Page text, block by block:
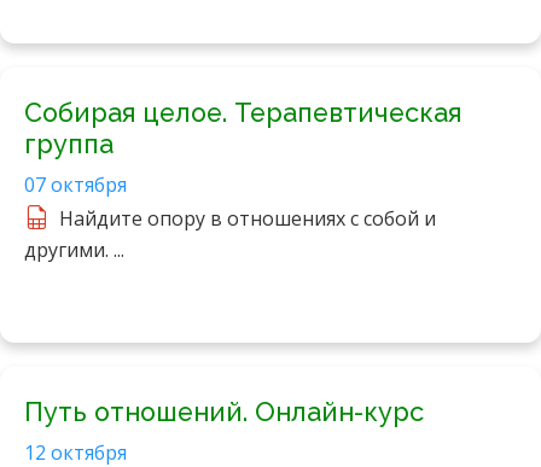
Собирая целое. Терапевтическая
группа
07 октября
Найдите опору в отношениях с собой и
другими. ...
Путь отношений. Онлайн-курс
12 октября